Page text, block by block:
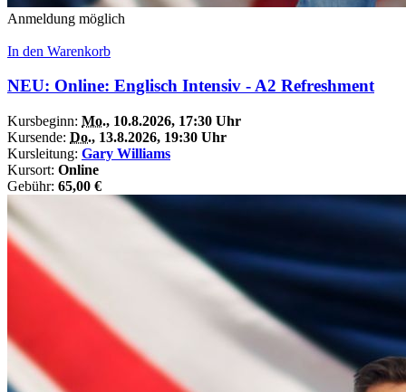
Anmeldung möglich
In den Warenkorb
NEU: Online: Englisch Intensiv - A2 Refreshment
Kursbeginn: Mo., 10.8.2026, 17:30 Uhr
Kursende: Do., 13.8.2026, 19:30 Uhr
Kursleitung: Gary Williams
Kursort: Online
Gebühr: 65,00 €